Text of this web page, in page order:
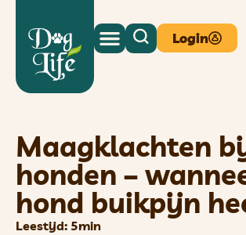
Login
Maagklachten
honden –
hond buikpijn
Leestijd: 5min